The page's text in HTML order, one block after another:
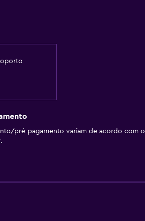
pré-pagamento variam de acordo com o